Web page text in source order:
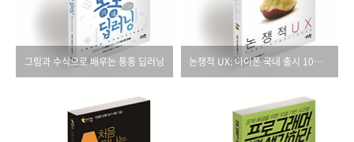
그림과 수식으로 배우는 통통 딥러닝 논쟁적 UX: 아이폰 국내 출시 10년, 대한민국 UX를 되짚어 보다